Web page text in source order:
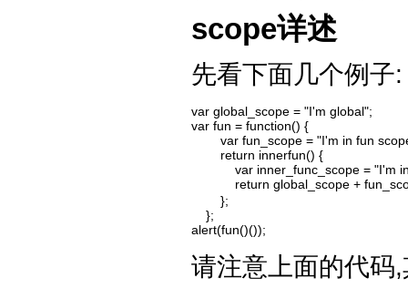
scope详述
先看下面几个例子:
var global_scope = "I'm global";
var fun = function() {
var fun_scope = "I'm in fun
        return innerfun() {
var inner_func_scope = "I'm
return global_scope +
        };
    };
alert(fun()());
请注意上面的代码